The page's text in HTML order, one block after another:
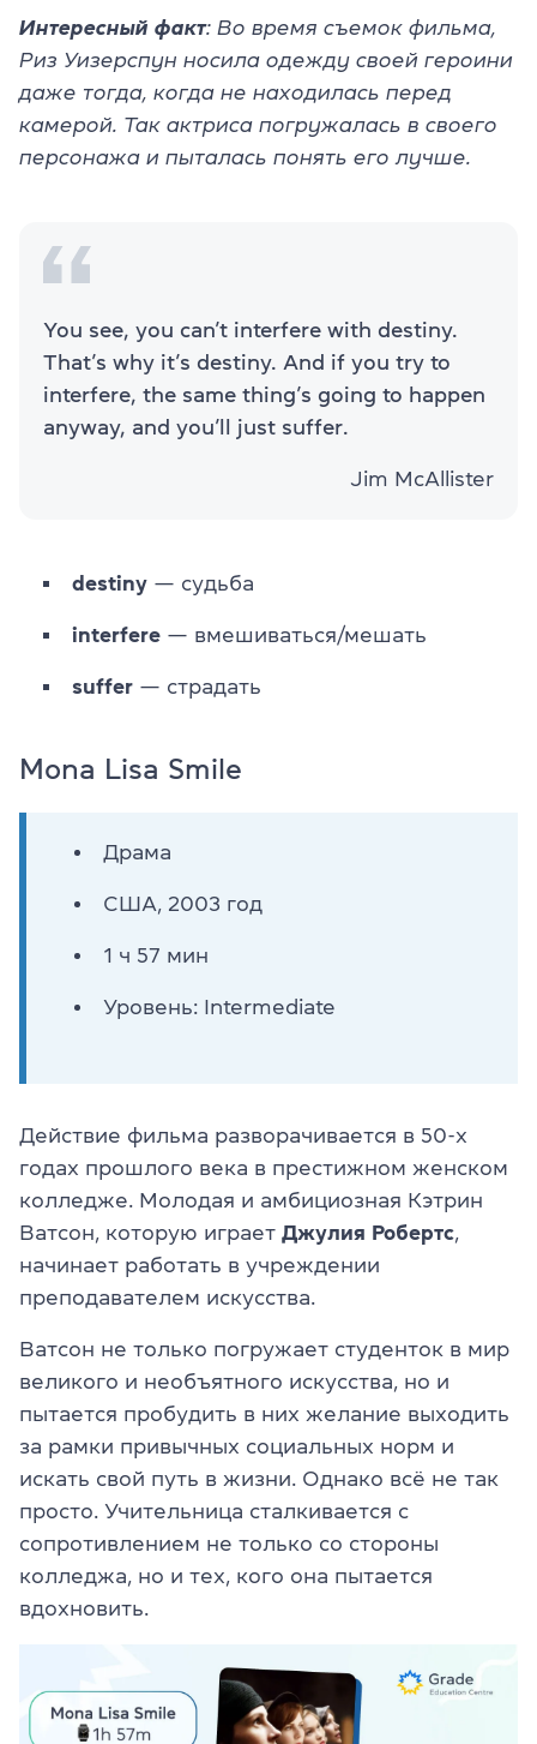
Интересный факт: Во время съемок фильма,
Риз Уизерспун носила одежду своей героини
даже тогда, когда не находилась перед
камерой. Так актриса погружалась в своего
персонажа и пыталась понять его лучше.
You see, you can’t interfere with destiny.
That’s why it’s destiny. And if you try to
interfere, the same thing’s going to happen
anyway, and you’ll just suffer.
Jim McAllister
destiny — судьба
interfere — вмешиваться/мешать
suffer — страдать
Mona Lisa Smile
Драма
США, 2003 год
1 ч 57 мин
Уровень: Intermediate
Действие фильма разворачивается в 50-х
годах прошлого века в престижном женском
колледже. Молодая и амбициозная Кэтрин
Ватсон, которую играет Джулия Робертс,
начинает работать в учреждении
преподавателем искусства.
Ватсон не только погружает студенток в мир
великого и необъятного искусства, но и
пытается пробудить в них желание выходить
за рамки привычных социальных норм и
искать свой путь в жизни. Однако всё не так
просто. Учительница сталкивается с
сопротивлением не только со стороны
колледжа, но и тех, кого она пытается
вдохновить.